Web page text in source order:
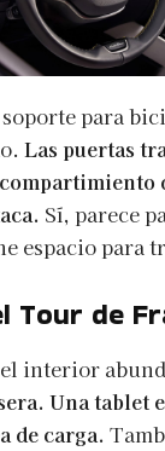
para
Las puertas
Sí, parece
espacio para
Tour de
interior
Una tablet
de carga.